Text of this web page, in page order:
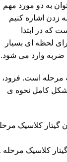
به دو مورد مهم
زدن اشاره کنیم
که در ابتدا
لحظه ای بسیار
ضربه وارد می شود.
مرحله است. فرود،
شکل کامل نحوه ی